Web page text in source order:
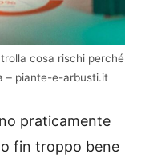
cosa rischi perché
– piante-e-arbusti.it
praticamente
fin troppo bene